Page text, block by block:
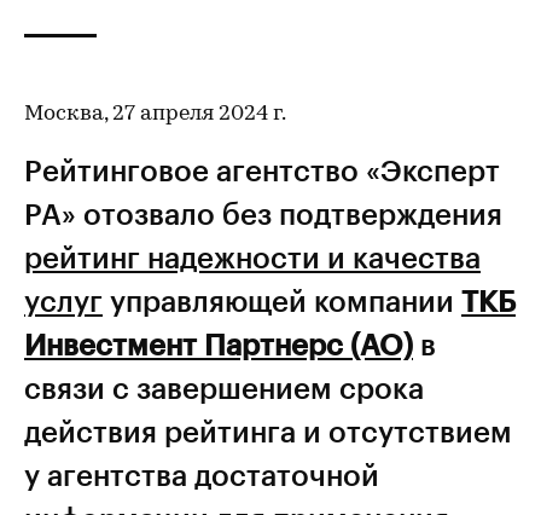
Москва, 27 апреля 2024 г.
Рейтинговое агентство «Эксперт
РА» отозвало без подтверждения
рейтинг надежности и качества
услуг управляющей компании ТКБ
Инвестмент Партнерс (АО) в
связи с завершением срока
действия рейтинга и отсутствием
у агентства достаточной